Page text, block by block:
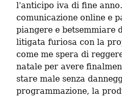
l'anticipo iva di fine
comunicazione online e
piangere e betsemmiare
litigata furiosa con la
come me spera di
natale per avere
stare male senza
programmazione, la